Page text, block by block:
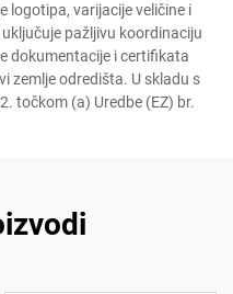
logotipa, varijacije veličine i
pažljivu koordinaciju
dokumentacije i certifikata
zemlje odredišta. U skladu s
točkom (a) Uredbe (EZ) br.